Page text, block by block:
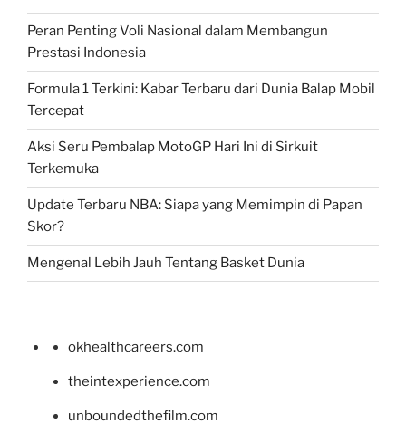
Peran Penting Voli Nasional dalam Membangun
Prestasi Indonesia
Formula 1 Terkini: Kabar Terbaru dari Dunia Balap Mobil
Tercepat
Aksi Seru Pembalap MotoGP Hari Ini di Sirkuit
Terkemuka
Update Terbaru NBA: Siapa yang Memimpin di Papan
Skor?
Mengenal Lebih Jauh Tentang Basket Dunia
okhealthcareers.com
theintexperience.com
unboundedthefilm.com